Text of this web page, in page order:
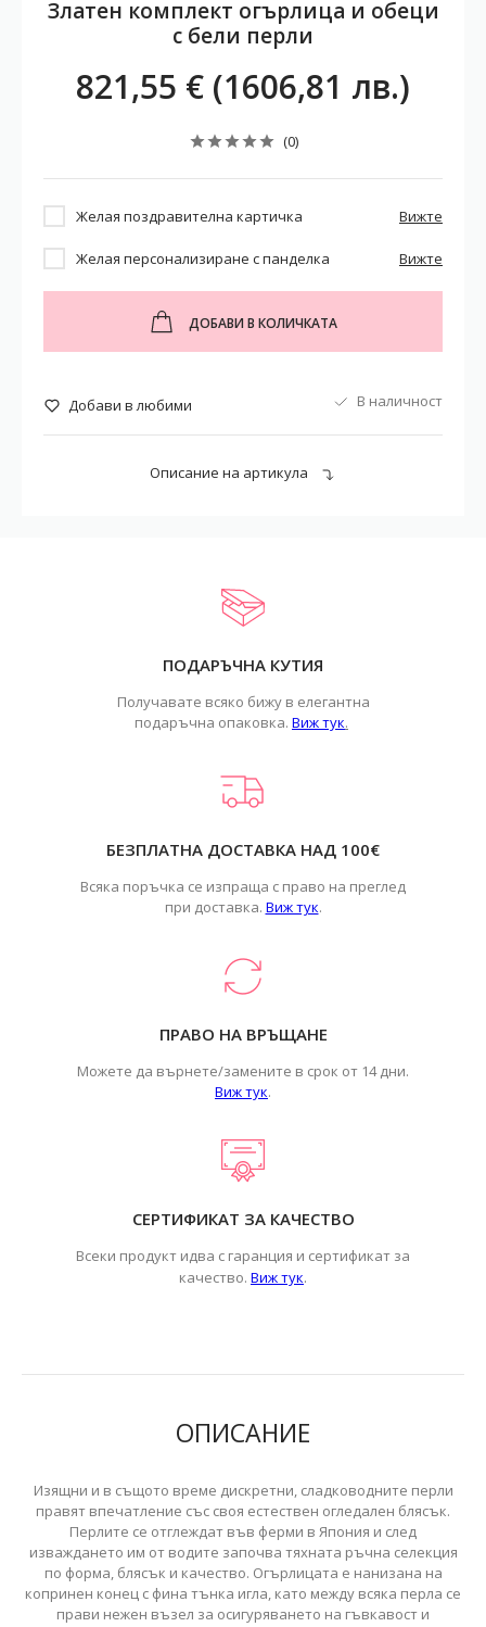
Златен комплект огърлица и обеци
с бели перли
821,55 € (1606,81 лв.)
(0)
Желая поздравителна картичка Вижте
Желая персонализиране с панделка Вижте
ДОБАВИ В КОЛИЧКАТА
Добави в любими В наличност
Описание на артикула
ПОДАРЪЧНА КУТИЯ
Получавате всяко бижу в елегантна
подаръчна опаковка. Виж тук.
БЕЗПЛАТНА ДОСТАВКА НАД 100€
Всяка поръчка се изпраща с право на преглед
при доставка. Виж тук.
ПРАВО НА ВРЪЩАНЕ
Можете да върнете/замените в срок от 14 дни.
Виж тук.
СЕРТИФИКАТ ЗА КАЧЕСТВО
Всеки продукт идва с гаранция и сертификат за
качество. Виж тук.
ОПИСАНИЕ
Изящни и в същото време дискретни, сладководните перли
правят впечатление със своя естествен огледален блясък.
Перлите се отглеждат във ферми в Япония и след
изваждането им от водите започва тяхната ръчна селекция
по форма, блясък и качество. Огърлицата е нанизана на
копринен конец с фина тънка игла, като между всяка перла се
прави нежен възел за осигуряването на гъвкавост и